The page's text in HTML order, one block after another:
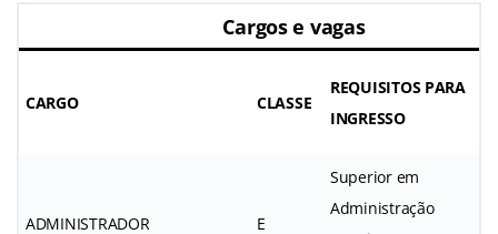
Cargos e vagas
CARGO CLASSE
REQUISITOS PARA
INGRESSO
ADMINISTRADOR E
Superior em
Administração